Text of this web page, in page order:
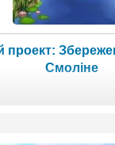
проект:
Смоліне